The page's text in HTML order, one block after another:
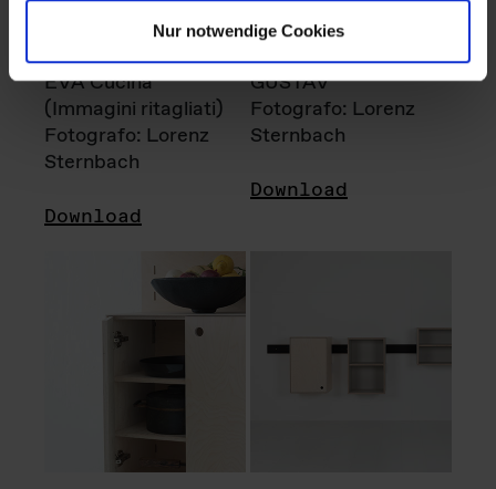
Nur notwendige Cookies
EVA Cucina
(Immagini ritagliati)
Fotografo: Lorenz
Sternbach
Download
GUSTAV
Fotografo: Lorenz
Sternbach
Download